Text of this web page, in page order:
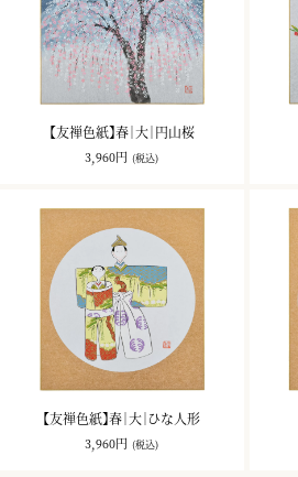
【友禅色紙】春｜大｜円山桜
3,960円 (税込)
【友禅色紙】春｜大｜ひな人形
3,960円 (税込)